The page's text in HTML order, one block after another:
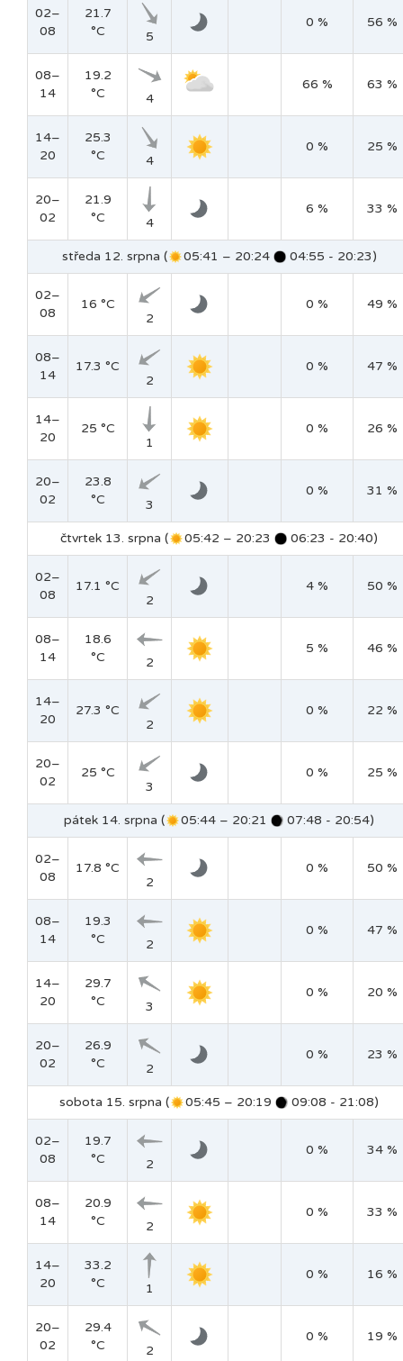
02–
08
21.7
°C
5
0 % 56 %
08–
14
19.2
°C
4
66 % 63 %
14–
20
25.3
°C
4
0 % 25 %
20–
02
21.9
°C
4
6 % 33 %
středa 12. srpna ( 05:41 – 20:24 04:55 - 20:23)
02–
08
16 °C
2
0 % 49 %
08–
14
17.3 °C
2
0 % 47 %
14–
20
25 °C
1
0 % 26 %
20–
02
23.8
°C
3
0 % 31 %
čtvrtek 13. srpna ( 05:42 – 20:23 06:23 - 20:40)
02–
08
17.1 °C
2
4 % 50 %
08–
14
18.6
°C
2
5 % 46 %
14–
20
27.3 °C
2
0 % 22 %
20–
02
25 °C
3
0 % 25 %
pátek 14. srpna ( 05:44 – 20:21 07:48 - 20:54)
02–
08
17.8 °C
2
0 % 50 %
08–
14
19.3
°C
2
0 % 47 %
14–
20
29.7
°C
3
0 % 20 %
20–
02
26.9
°C
2
0 % 23 %
sobota 15. srpna ( 05:45 – 20:19 09:08 - 21:08)
02–
08
19.7
°C
2
0 % 34 %
08–
14
20.9
°C
2
0 % 33 %
14–
20
33.2
°C
1
0 % 16 %
20–
02
29.4
°C
2
0 % 19 %